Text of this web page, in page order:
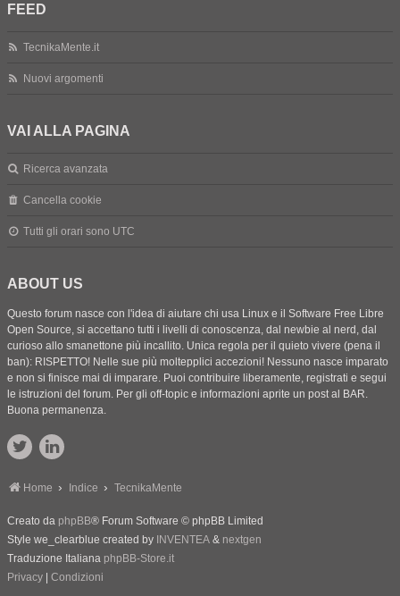
FEED
TecnikaMente.it
Nuovi argomenti
VAI ALLA PAGINA
Ricerca avanzata
Cancella cookie
Tutti gli orari sono UTC
ABOUT US
Questo forum nasce con l'idea di aiutare chi usa Linux e il Software Free Libre
Open Source, si accettano tutti i livelli di conoscenza, dal newbie al nerd, dal
curioso allo smanettone più incallito. Unica regola per il quieto vivere (pena il
ban): RISPETTO! Nelle sue più moltepplici accezioni! Nessuno nasce imparato
e non si finisce mai di imparare. Puoi contribuire liberamente, registrati e segui
le istruzioni del forum. Per gli off-topic e informazioni aprite un post al BAR.
Buona permanenza.
Home Indice TecnikaMente
Creato da phpBB® Forum Software © phpBB Limited
Style we_clearblue created by INVENTEA & nextgen
Traduzione Italiana phpBB-Store.it
Privacy
Condizioni